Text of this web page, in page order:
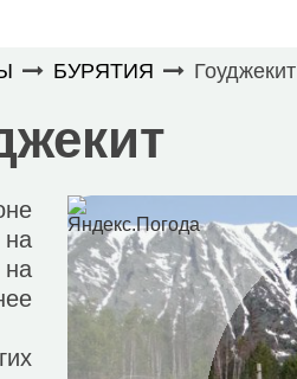
БУРЯТИЯ Гоуджекит
на